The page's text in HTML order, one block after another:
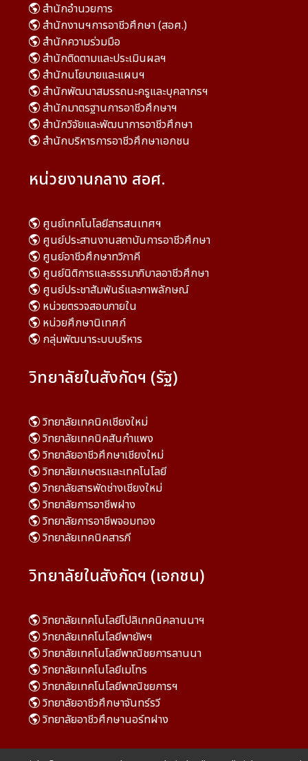
สำนักอำนวยการ
สำนักงานฯการอาชีวศึกษา (สอศ.)
สำนักความร่วมมือ
สำนักติดตามและประเมินผลฯ
สำนักนโยบายและแผนฯ
สำนักพัฒนาสมรรถนะครูและบุคลากรฯ
สำนักมาตรฐานการอาชีวศึกษาฯ
สำนักวิจัยและพัฒนาการอาชีวศึกษา
สำนักบริหารการอาชีวศึกษาเอกชน
หน่วยงานกลาง สอศ.
ศูนย์เทคโนโลยีสารสนเทศฯ
ศูนย์ประสานงานสถาบันการอาชีวศึกษา
ศูนย์อาชีวศึกษาทวิภาคี
ศูนย์นิติการและธรรมาภิบาลอาชีวศึกษา
ศูนย์ประชาสัมพันธ์และภาพลักษณ์
หน่วยตรวจสอบภายใน
หน่วยศึกษานิเทศก์
กลุ่มพัฒนาระบบบริหาร
วิทยาลัยในสังกัดฯ (รัฐ)
วิทยาลัยเทคนิคเชียงใหม่
วิทยาลัยเทคนิคสันกำแพง
วิทยาลัยอาชีวศึกษาเชียงใหม่
วิทยาลัยเกษตรและเทคโนโลยี
วิทยาลัยสารพัดช่างเชียงใหม่
วิทยาลัยการอาชีพฝาง
วิทยาลัยการอาชีพจอมทอง
วิทยาลัยเทคนิคสารภี
วิทยาลัยในสังกัดฯ (เอกชน)
วิทยาลัยเทคโนโลยีโปลิเทคนิคลานนาฯ
วิทยาลัยเทคโนโลยีพายัพฯ
วิทยาลัยเทคโนโลยีพาณิชยการลานนา
วิทยาลัยเทคโนโลยีเมโทร
วิทยาลัยเทคโนโลยีพาณิชยการฯ
วิทยาลัยอาชีวศึกษาจันทร์รวี
วิทยาลัยอาชีวศึกษานอร์ทฝาง